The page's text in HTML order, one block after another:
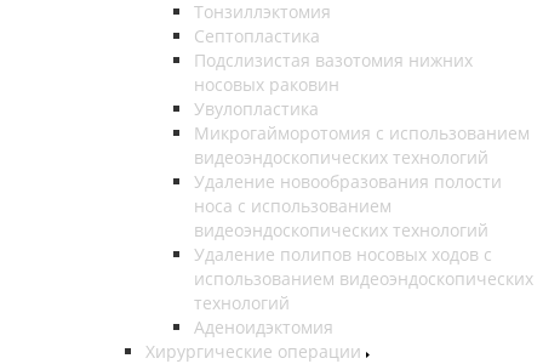
Тонзиллэктомия
Септопластика
Подслизистая вазотомия нижних
носовых раковин
Увулопластика
Микрогайморотомия с использованием
видеоэндоскопических технологий
Удаление новообразования полости
носа с использованием
видеоэндоскопических технологий
Удаление полипов носовых ходов с
использованием видеоэндоскопических
технологий
Аденоидэктомия
Хирургические операции